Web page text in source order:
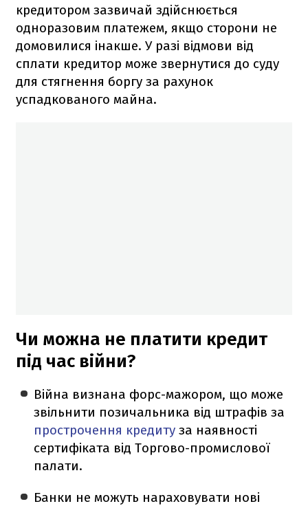
кредитором зазвичай здійснюється
одноразовим платежем, якщо сторони не
домовилися інакше. У разі відмови від
сплати кредитор може звернутися до суду
для стягнення боргу за рахунок
успадкованого майна.
Чи можна не платити кредит
під час війни?
Війна визнана форс-мажором, що може
звільнити позичальника від штрафів за
прострочення кредиту за наявності
сертифіката від Торгово-промислової
палати.
Банки не можуть нараховувати нові